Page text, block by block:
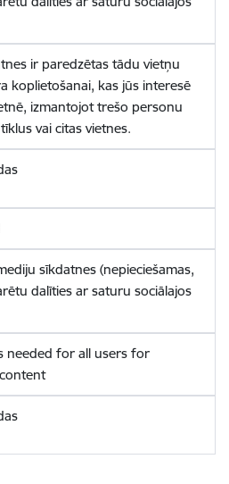
ir paredzētas tādu vietņu
koplietošanai, kas jūs interesē
izmantojot trešo personu
vai citas vietnes.
sīkdatnes (nepieciešamas,
dalīties ar saturu sociālajos
needed for all users for